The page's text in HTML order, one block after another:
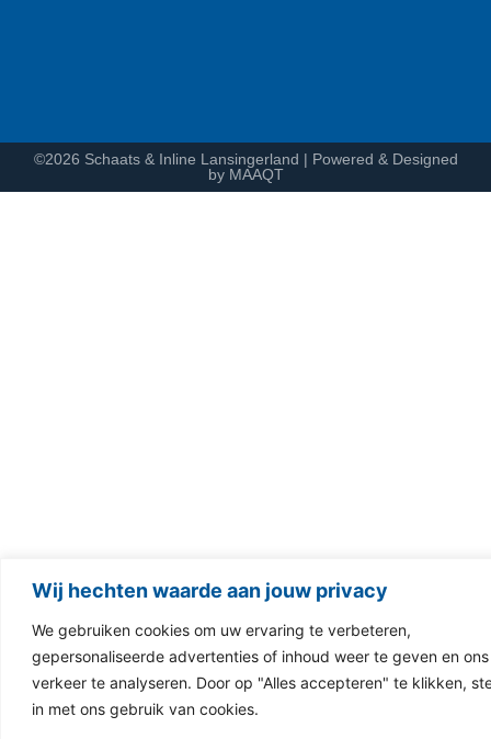
Wij hechten waarde aan jouw privacy
We gebruiken cookies om uw ervaring te verbeteren,
gepersonaliseerde advertenties of inhoud weer te geven en ons
verkeer te analyseren. Door op "Alles accepteren" te klikken,
in met ons gebruik van cookies.
©2026 Schaats & Inline Lansingerland | Powered & Designed
by MAAQT